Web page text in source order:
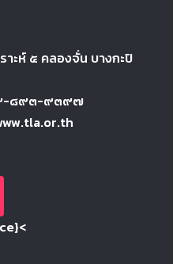
าะห์ ๕ คลองจั่น บางกะปิ
-๘๙๓-๙๓๙๗